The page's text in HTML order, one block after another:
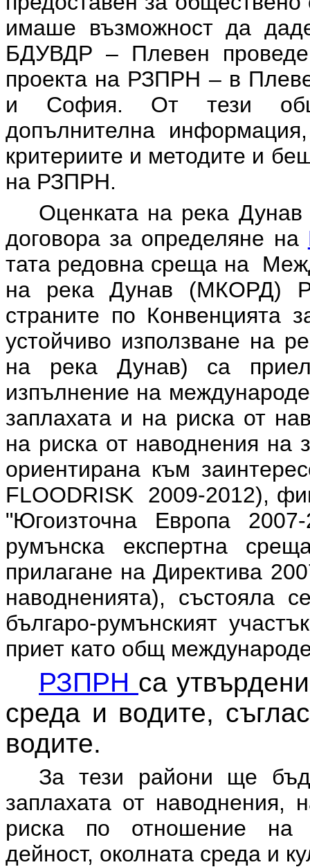
имаше възможност да
БДУВДР – Плевен
проекта на РЗПРН – в
и София. От тези
допълнителна
критериите и методите и
на РЗПРН.
Оценката на река
договора за определяне на
тата редовна среща на
на река Дунав (МКОРД)
страните по Конвенцията
устойчиво използване на
на река Дунав) са
изпълнение на
заплахата и на риска от
на риска от наводнения на
ориентирана към
FLOODRISK 2009-2012),
"Югоизточна Европа
румънска експертна
прилагане на Директива
наводненията), състояла
българо-румънският
приет като общ
РЗПРН са
среда и водите,
водите.
За тези райони ще
заплахата от
риска по отношение на
дейност, околната среда и